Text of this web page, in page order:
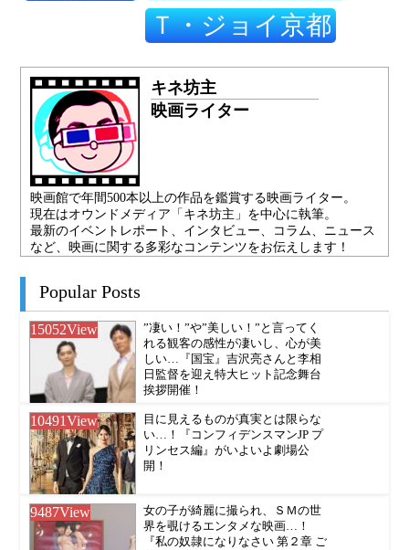
Ｔ・ジョイ京都
キネ坊主
映画ライター
映画館で年間500本以上の作品を鑑賞する映画ライター。
現在はオウンドメディア「キネ坊主」を中心に執筆。
最新のイベントレポート、インタビュー、コラム、ニュース
など、映画に関する多彩なコンテンツをお伝えします！
Popular Posts
15052View
”凄い！”や”美しい！”と言ってく
れる観客の感性が凄いし、心が美
しい…『国宝』吉沢亮さんと李相
日監督を迎え特大ヒット記念舞台
挨拶開催！
10491View
目に見えるものが真実とは限らな
い…！『コンフィデンスマンJP プ
リンセス編』がいよいよ劇場公
開！
9487View
女の子が綺麗に撮られ、ＳＭの世
界を覗けるエンタメな映画…！
『私の奴隷になりなさい 第２章 ご